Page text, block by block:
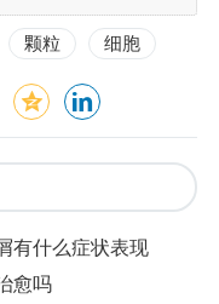
颗粒 细胞
有什么症状表现
愈吗